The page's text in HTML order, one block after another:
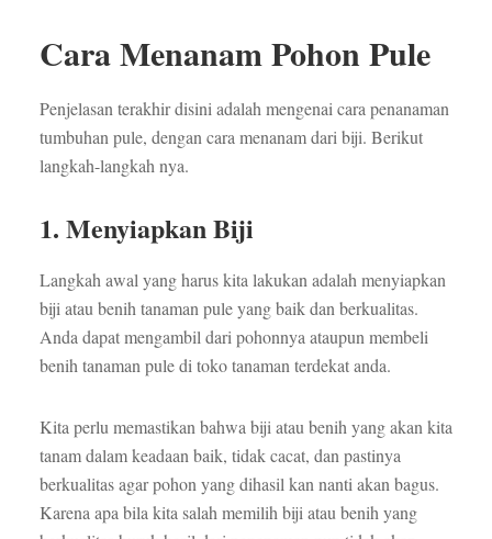
Cara Menanam Pohon Pule
Penjelasan terakhir disini adalah mengenai cara penanaman
tumbuhan pule, dengan cara menanam dari biji. Berikut
langkah-langkah nya.
1. Menyiapkan Biji
Langkah awal yang harus kita lakukan adalah menyiapkan
biji atau benih tanaman pule yang baik dan berkualitas.
Anda dapat mengambil dari pohonnya ataupun membeli
benih tanaman pule di toko tanaman terdekat anda.
Kita perlu memastikan bahwa biji atau benih yang akan kita
tanam dalam keadaan baik, tidak cacat, dan pastinya
berkualitas agar pohon yang dihasil kan nanti akan bagus.
Karena apa bila kita salah memilih biji atau benih yang